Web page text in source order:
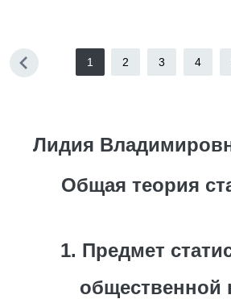
1 2 3 4
Лидия
Общая теория
1. Предмет
общественной